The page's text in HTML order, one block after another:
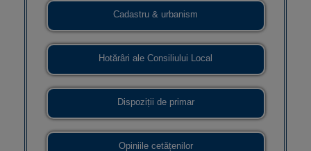
Cadastru & urbanism
Hotărâri ale Consiliului Local
Dispoziții de primar
Opiniile cetățenilor